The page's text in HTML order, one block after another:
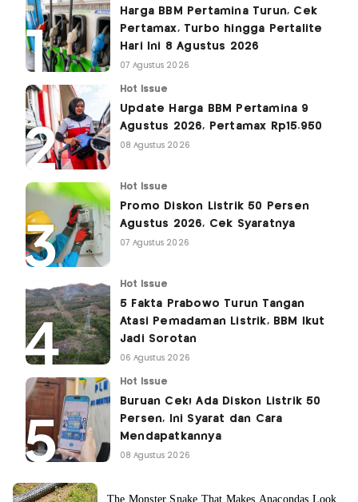
Harga BBM Pertamina Turun, Cek
Pertamax, Turbo hingga Pertalite
Hari Ini 8 Agustus 2026
07 Agustus 2026
Hot Issue
Update Harga BBM Pertamina 9
Agustus 2026, Pertamax Rp15.950
08 Agustus 2026
Hot Issue
Promo Diskon Listrik 50 Persen
Agustus 2026, Cek Syaratnya
07 Agustus 2026
Hot Issue
5 Fakta Prabowo Turun Tangan
Atasi Pemadaman Listrik, BBM Ikut
Jadi Sorotan
06 Agustus 2026
Hot Issue
Buruan Cek! Ada Diskon Listrik 50
Persen, Ini Syarat dan Cara
Mendapatkannya
08 Agustus 2026